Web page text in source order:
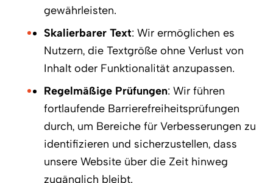
gewährleisten.
Skalierbarer Text: Wir ermöglichen es
Nutzern, die Textgröße ohne Verlust von
Inhalt oder Funktionalität anzupassen.
Regelmäßige Prüfungen: Wir führen
fortlaufende Barrierefreiheitsprüfungen
durch, um Bereiche für Verbesserungen zu
identifizieren und sicherzustellen, dass
unsere Website über die Zeit hinweg
zugänglich bleibt.